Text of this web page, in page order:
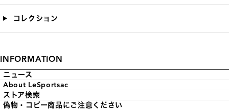
コレクション
INFORMATION
ニュース
About LeSportsac
ストア検索
偽物・コピー商品にご注意ください